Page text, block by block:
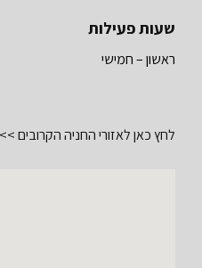
שעות פעילות
ראשון – חמישי
לחץ כאן לאזורי החניה הקרובים >>